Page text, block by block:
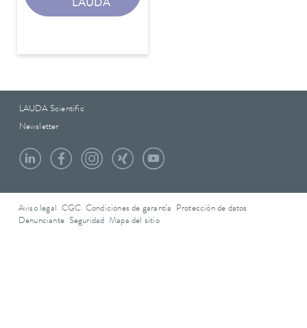
LAUDA
LAUDA Scientific
Newsletter
Aviso legal CGC Condiciones de garantía
Protección de datos
Denunciante Seguridad Mapa del sitio